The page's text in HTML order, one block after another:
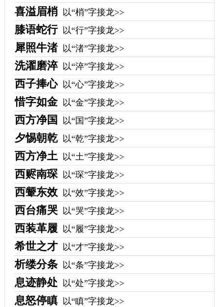
喜溢眉梢 以“梢”字接龙>>
膝语蛇行 以“行”字接龙>>
犀照牛渚 以“渚”字接龙>>
洗濯磨淬 以“淬”字接龙>>
西子捧心 以“心”字接龙>>
惜字如金 以“金”字接龙>>
西方净国 以“国”字接龙>>
夕惕朝乾 以“乾”字接龙>>
西方净土 以“土”字接龙>>
西赆南琛 以“琛”字接龙>>
西颦东效 以“效”字接龙>>
西台痛哭 以“哭”字接龙>>
西装革履 以“履”字接龙>>
希世之才 以“才”字接龙>>
析缕分条 以“条”字接龙>>
息迹静处 以“处”字接龙>>
息怒停瞋 以“瞋”字接龙>>